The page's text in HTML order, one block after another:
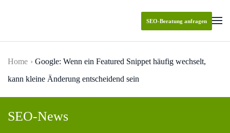
SEO-Beratung anfragen
Home
Google: Wenn ein Featured Snippet häufig wechselt,
kann kleine Änderung entscheidend sein
SEO-News